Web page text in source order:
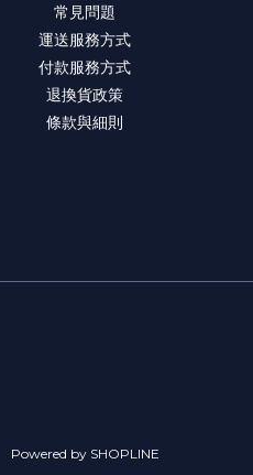
常見問題
運送服務方式
付款服務方式
退換貨政策
條款與細則
Powered by SHOPLINE